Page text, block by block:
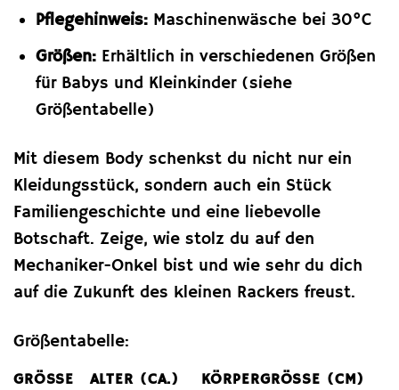
Pflegehinweis:Maschinenwäsche bei 30°C
Größen:Erhältlich in verschiedenen Größen
für Babys und Kleinkinder (siehe
Größentabelle)
Mit diesem Body schenkst du nicht nur ein
Kleidungsstück, sondern auch ein Stück
Familiengeschichte und eine liebevolle
Botschaft. Zeige, wie stolz du auf den
Mechaniker-Onkel bist und wie sehr du dich
auf die Zukunft des kleinen Rackers freust.
Größentabelle:
GRÖSSE ALTER (CA.)
KÖRPERGRÖSSE (CM)